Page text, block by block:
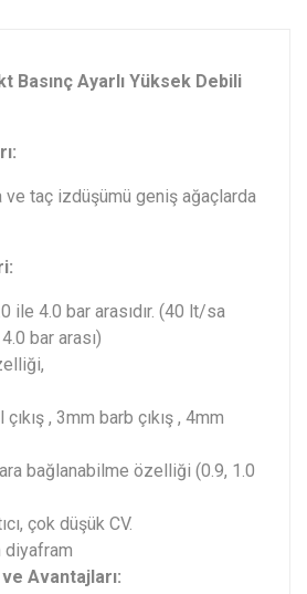
Basınç Ayarlı Yüksek Debili
ve taç izdüşümü geniş ağaçlarda
ile 4.0 bar arasıdır. (40 lt/sa
bar arası)
çıkış , 3mm barb çıkış , 4mm
bağlanabilme özelliği (0.9, 1.0
çok düşük CV.
diyafram
Avantajları: